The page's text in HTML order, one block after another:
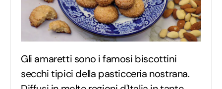
Gli amaretti sono i famosi biscottini
secchi tipici della pasticceria nostrana.